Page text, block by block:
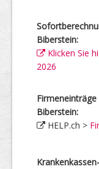
Biberstein:
Klicken Sie
2026
Biberstein:
HELP.ch >